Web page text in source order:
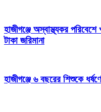
হাজীগঞ্জে অস্বাস্থ্যকর
টাকা জরিমানা
হাজীগঞ্জে ৬ বছরের শিশুকে